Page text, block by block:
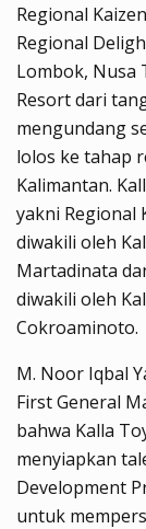
Regional
Regional
Lombok, Nusa
Resort dari
mengundang
lolos ke tahap
Kalimantan.
yakni Regional
diwakili oleh
Martadinata
diwakili oleh
Cokroaminoto.
M. Noor Iqbal
First General
bahwa Kalla
menyiapkan
Development
untuk